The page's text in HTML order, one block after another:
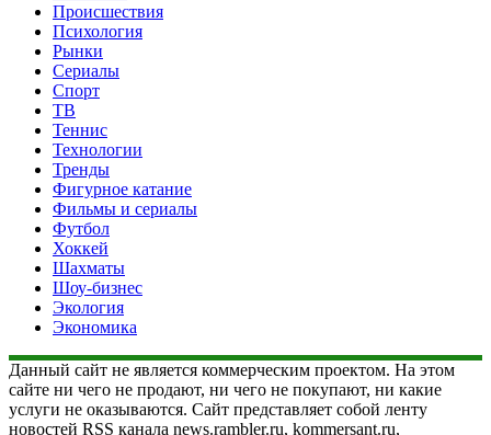
Происшествия
Психология
Рынки
Сериалы
Спорт
ТВ
Теннис
Технологии
Тренды
Фигурное катание
Фильмы и сериалы
Футбол
Хоккей
Шахматы
Шоу-бизнес
Экология
Экономика
Данный сайт не является коммерческим проектом. На этом
сайте ни чего не продают, ни чего не покупают, ни какие
услуги не оказываются. Сайт представляет собой ленту
новостей RSS канала news.rambler.ru, kommersant.ru,